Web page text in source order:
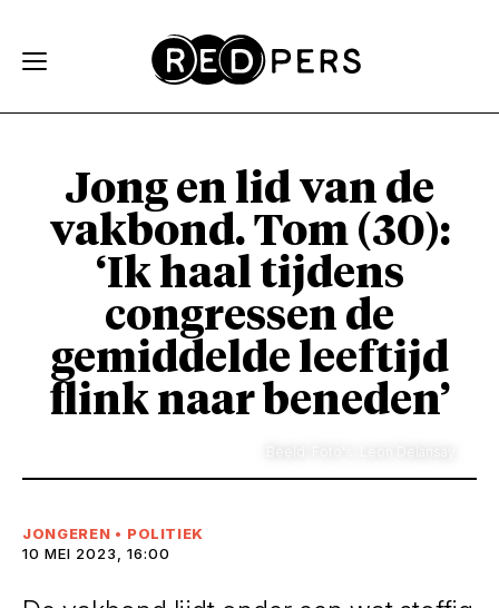
Jong en lid van de
vakbond. Tom (30):
‘Ik haal tijdens
congressen de
gemiddelde leeftijd
flink naar beneden’
JONGEREN • POLITIEK
10 MEI 2023, 16:00